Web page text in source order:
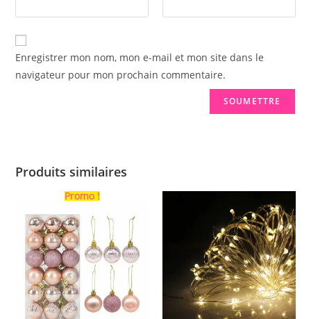
Enregistrer mon nom, mon e-mail et mon site dans le
navigateur pour mon prochain commentaire.
Produits similaires
Promo !